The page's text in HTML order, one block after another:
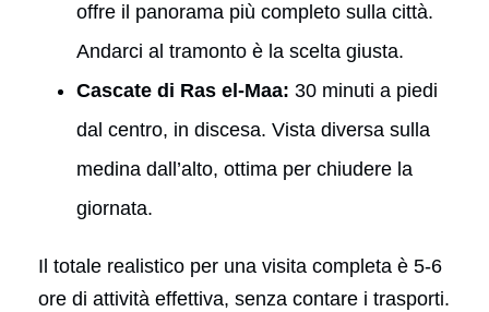
offre il panorama più completo sulla città.
Andarci al tramonto è la scelta giusta.
Cascate di Ras el-Maa: 30 minuti a piedi
dal centro, in discesa. Vista diversa sulla
medina dall’alto, ottima per chiudere la
giornata.
Il totale realistico per una visita completa è 5-6
ore di attività effettiva, senza contare i trasporti.